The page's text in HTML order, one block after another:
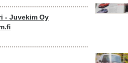
- Juvekim Oy